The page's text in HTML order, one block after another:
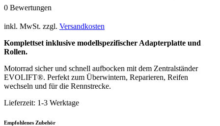
0 Bewertungen
inkl. MwSt. zzgl. Versandkosten
Komplettset inklusive modellspezifischer Adapterplatte und
Rollen.
Motorrad sicher und schnell aufbocken mit dem Zentralständer
EVOLIFT®. Perfekt zum Überwintern, Reparieren, Reifen
wechseln und für die Rennstrecke.
Lieferzeit: 1-3 Werktage
Empfohlenes Zubehör